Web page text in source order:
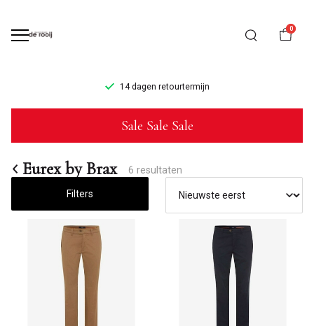
0
14 dagen retourtermijn
Eurex
by
Brax
Mannenmode
Rooij
Sale Sale Sale
Eurex by Brax 6 resultaten
Filters